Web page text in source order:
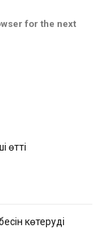
for the next
өтті
көтеруді